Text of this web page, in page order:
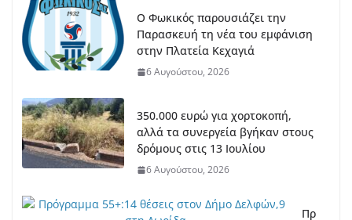
στην Πλατεία Κεχαγιά
6 Αυγούστου, 2026
350.000 ευρώ για χορτοκοπή,
δρόμους στις 13 Ιουλίου
6 Αυγούστου, 2026